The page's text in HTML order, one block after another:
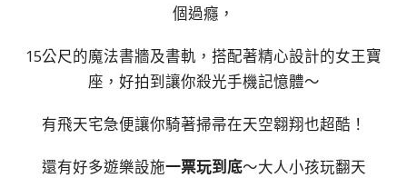
個過癮，
15公尺的魔法書牆及書軌，搭配著精心設計的女王寶
座，好拍到讓你殺光手機記憶體～
有飛天宅急便讓你騎著掃帚在天空翱翔也超酷！
還有好多遊樂設施一票玩到底～大人小孩玩翻天